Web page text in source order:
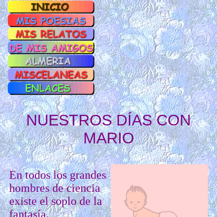
NUESTROS DÍAS CON
MARIO
En todos los grandes
hombres de ciencia
existe el soplo de la
fantasía.